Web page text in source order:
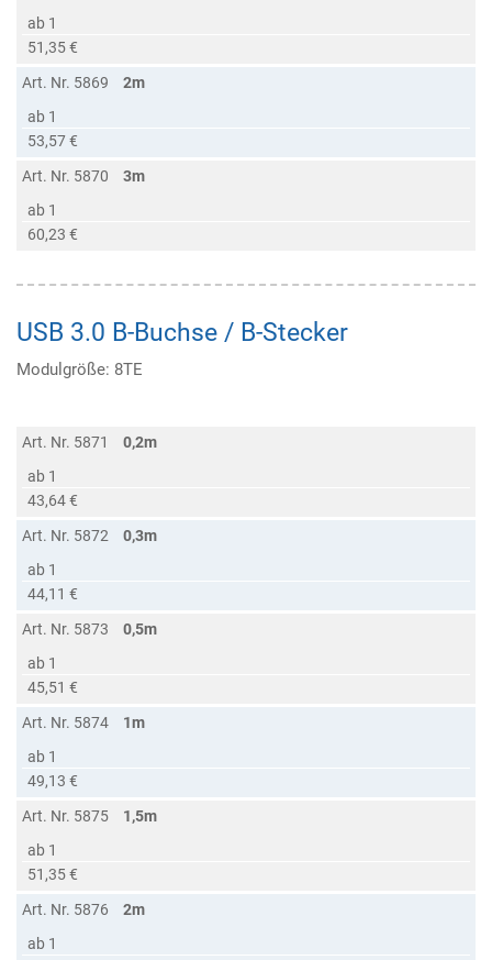
ab 1
51,35 €
Art. Nr. 5869
2m
ab 1
53,57 €
Art. Nr. 5870
3m
ab 1
60,23 €
USB 3.0 B-Buchse / B-Stecker
Modulgröße: 8TE
Art. Nr. 5871
0,2m
ab 1
43,64 €
Art. Nr. 5872
0,3m
ab 1
44,11 €
Art. Nr. 5873
0,5m
ab 1
45,51 €
Art. Nr. 5874
1m
ab 1
49,13 €
Art. Nr. 5875
1,5m
ab 1
51,35 €
Art. Nr. 5876
2m
ab 1